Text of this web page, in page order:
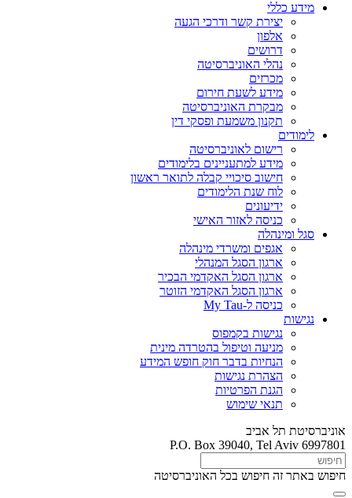
מידע כללי
יצירת קשר ודרכי הגעה
אלפון
דרושים
נהלי האוניברסיטה
מכרזים
מידע לשעת חירום
מבקרת האוניברסיטה
תקנון משמעת ופסקי דין
לימודים
רישום לאוניברסיטה
מידע למתעניינים בלימודים
חישוב סיכויי קבלה לתואר ראשון
לוח שנת הלימודים
ידיעונים
כניסה לאזור האישי
סגל ומינהלה
אגפים ומשרדי מינהלה
ארגון הסגל המנהלי
ארגון הסגל האקדמי הבכיר
ארגון הסגל האקדמי הזוטר
כניסה ל-My Tau
נגישות
נגישות בקמפוס
מניעה וטיפול בהטרדה מינית
הנחיות בדבר חוק חופש המידע
הצהרת נגישות
הגנת הפרטיות
תנאי שימוש
אוניברסיטת תל אביב
P.O. Box 39040, Tel Aviv 6997801
חיפוש באתר זה חיפוש בכל האוניברסיטה